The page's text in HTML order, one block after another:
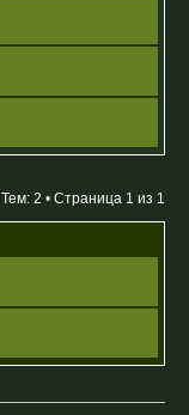
Тем: 2 • Страница 1 из 1